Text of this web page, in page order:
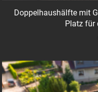
Doppelhaushälfte mit
Platz für